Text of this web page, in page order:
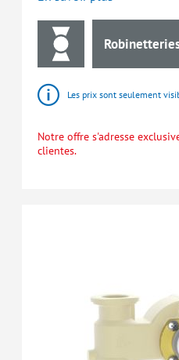
Les prix sont seulement
Notre offre s'adresse
clientes.